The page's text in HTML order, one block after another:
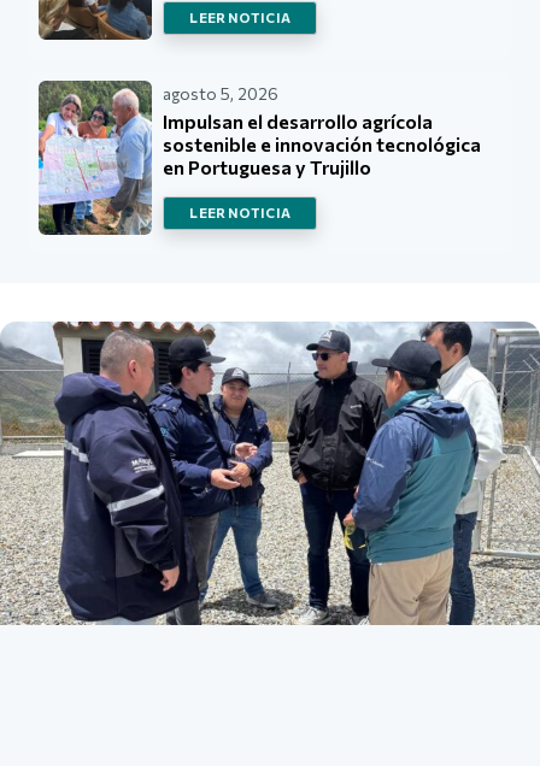
Listado de noticias
LEER NOTICIA
agosto 5, 2026
Impulsan el desarrollo agrícola
sostenible e innovación tecnológica
en Portuguesa y Trujillo
LEER NOTICIA